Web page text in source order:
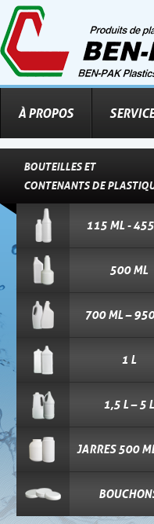
À PROPOS
BOUTEILLES ET
CONTENANTS DE
115 ML -
500 ML
700 ML –
1 L
1,5 L – 5 L
JARRES 500